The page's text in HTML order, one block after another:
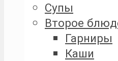
Супы
Второе
Гарниры
Каши